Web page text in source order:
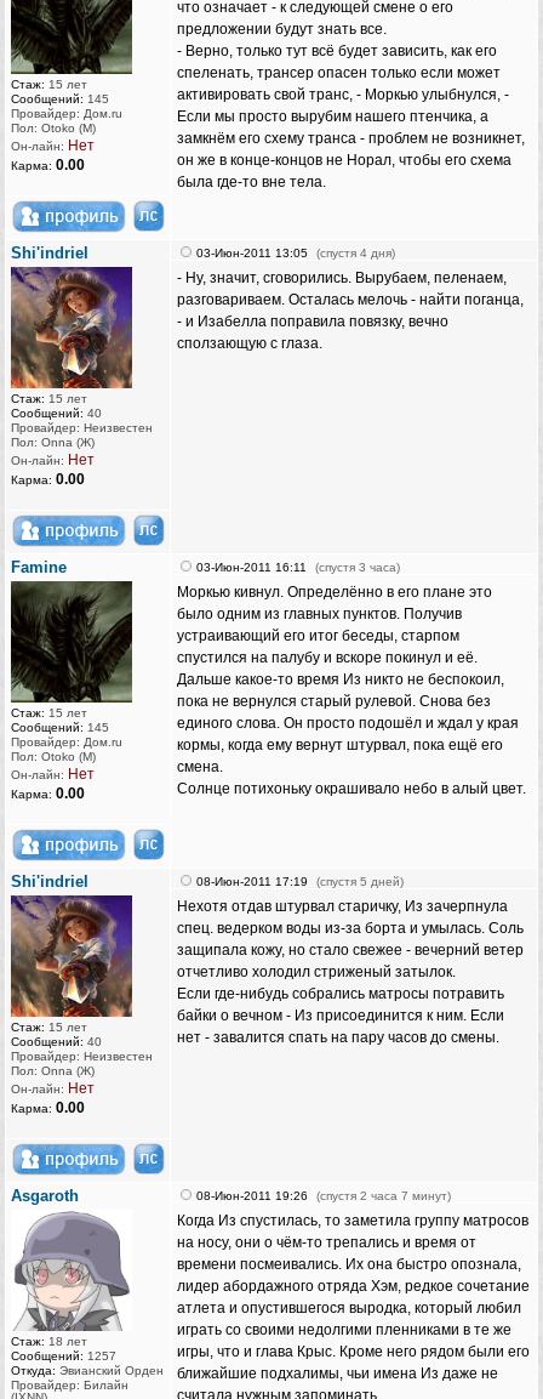
Стаж: 15 лет
Сообщений: 145
Провайдер: Дом.ru
Пол: Otoko (M)
Он-лайн: Нет
Карма: 0.00
что означает - к следующей смене о его
предложении будут знать все.
- Верно, только тут всё будет зависить, как его
спеленать, трансер опасен только если может
активировать свой транс, - Моркью улыбнулся, -
Если мы просто вырубим нашего птенчика, а
замкнём его схему транса - проблем не возникнет,
он же в конце-концов не Норал, чтобы его схема
была где-то вне тела.
Shi'indriel
Стаж: 15 лет
Сообщений: 40
Провайдер: Неизвестен
Пол: Onna (Ж)
Он-лайн: Нет
Карма: 0.00
03-Июн-2011 13:05 (спустя 4 дня)
- Ну, значит, сговорились. Вырубаем, пеленаем,
разговариваем. Осталась мелочь - найти поганца,
- и Изабелла поправила повязку, вечно
сползающую с глаза.
Famine
Стаж: 15 лет
Сообщений: 145
Провайдер: Дом.ru
Пол: Otoko (M)
Он-лайн: Нет
Карма: 0.00
03-Июн-2011 16:11 (спустя 3 часа)
Моркью кивнул. Определённо в его плане это
было одним из главных пунктов. Получив
устраивающий его итог беседы, старпом
спустился на палубу и вскоре покинул и её.
Дальше какое-то время Из никто не беспокоил,
пока не вернулся старый рулевой. Снова без
единого слова. Он просто подошёл и ждал у края
кормы, когда ему вернут штурвал, пока ещё его
смена.
Солнце потихоньку окрашивало небо в алый цвет.
Shi'indriel
Стаж: 15 лет
Сообщений: 40
Провайдер: Неизвестен
Пол: Onna (Ж)
Он-лайн: Нет
Карма: 0.00
08-Июн-2011 17:19 (спустя 5 дней)
Нехотя отдав штурвал старичку, Из зачерпнула
спец. ведерком воды из-за борта и умылась. Соль
защипала кожу, но стало свежее - вечерний ветер
отчетливо холодил стриженый затылок.
Если где-нибудь собрались матросы потравить
байки о вечном - Из присоединится к ним. Если
нет - завалится спать на пару часов до смены.
Asgaroth
Стаж: 18 лет
Сообщений: 1257
Откуда: Эвианский Орден
Провайдер: Билайн
08-Июн-2011 19:26 (спустя 2 часа 7 минут)
Когда Из спустилась, то заметила группу матросов
на носу, они о чём-то трепались и время от
времени посмеивались. Их она быстро опознала,
лидер абордажного отряда Хэм, редкое сочетание
атлета и опустившегося выродка, который любил
играть со своими недолгими пленниками в те же
игры, что и глава Крыс. Кроме него рядом были его
ближайшие подхалимы, чьи имена Из даже не